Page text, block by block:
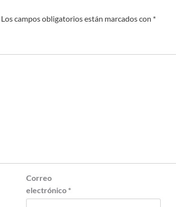
Los campos obligatorios están marcados con *
Correo
electrónico *